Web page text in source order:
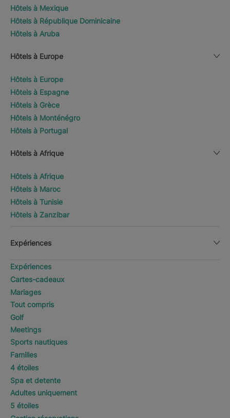
Hôtels à Mexique
Hôtels à République Dominicaine
Hôtels à Aruba
Hôtels à Europe
Hôtels à Europe
Hôtels à Espagne
Hôtels à Grèce
Hôtels à Monténégro
Hôtels à Portugal
Hôtels à Afrique
Hôtels à Afrique
Hôtels à Maroc
Hôtels à Tunisie
Hôtels à Zanzibar
Expériences
Expériences
Cartes-cadeaux
Mariages
Tout compris
Golf
Meetings
Sports nautiques
Familles
4 étoiles
Spa et detente
Adultes uniquement
5 étoiles